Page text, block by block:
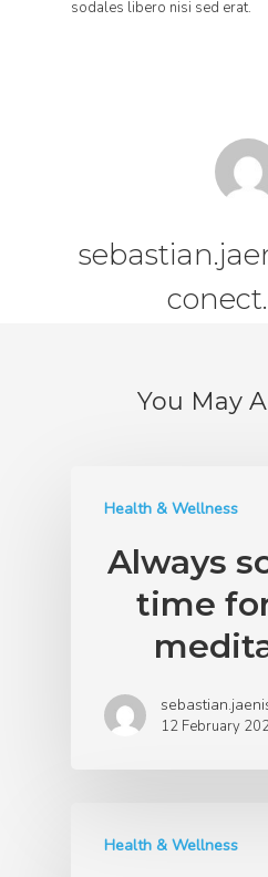
sodales libero nisi sed erat.
You May
Health & Wellness
Always
time
12 February
Health & Wellness